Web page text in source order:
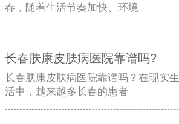
春，随着生活节奏加快、环境
长春肤康皮肤病医院靠谱吗?
长春肤康皮肤病医院靠谱吗？在现实生
活中，越来越多长春的患者